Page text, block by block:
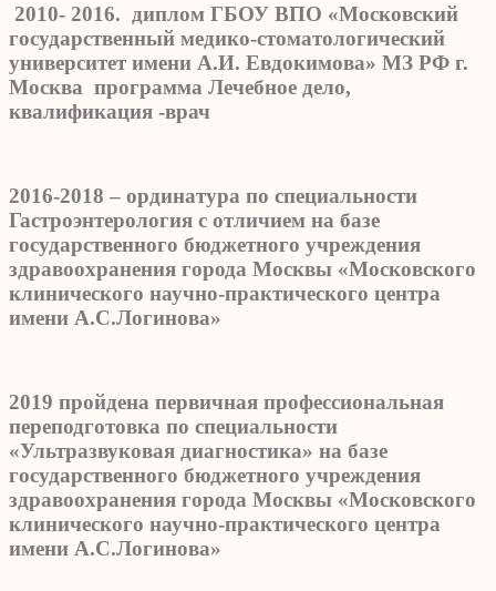
2010- 2016. диплом ГБОУ ВПО «Московский
государственный медико-стоматологический
университет имени А.И. Евдокимова» МЗ РФ г.
Москва программа Лечебное дело,
квалификация -врач
2016-2018 – ординатура по специальности
Гастроэнтерология с отличием на базе
государственного бюджетного учреждения
здравоохранения города Москвы «Московского
клинического научно-практического центра
имени А.С.Логинова»
2019 пройдена первичная профессиональная
переподготовка по специальности
«Ультразвуковая диагностика» на базе
государственного бюджетного учреждения
здравоохранения города Москвы «Московского
клинического научно-практического центра
имени А.С.Логинова»